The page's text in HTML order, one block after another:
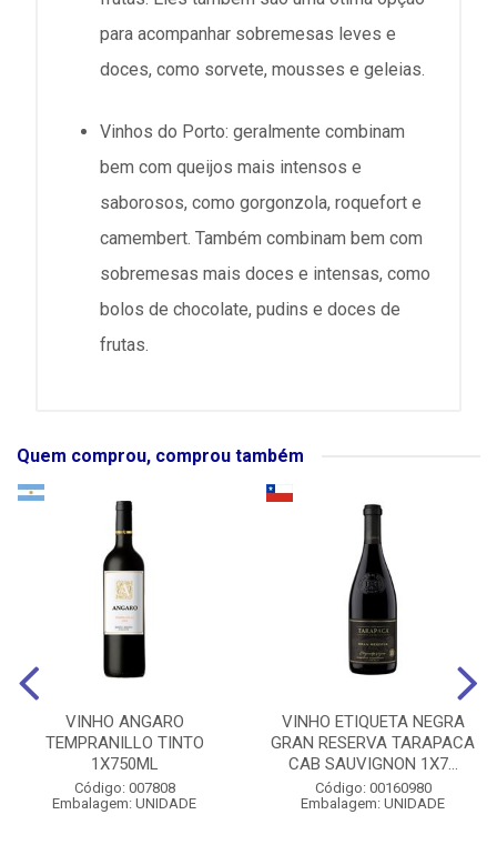
para acompanhar sobremesas leves e
doces, como sorvete, mousses e geleias.
Vinhos do Porto: geralmente combinam
bem com queijos mais intensos e
saborosos, como gorgonzola, roquefort e
camembert. Também combinam bem com
sobremesas mais doces e intensas, como
bolos de chocolate, pudins e doces de
frutas.
Quem comprou, comprou também
VINHO ANGARO
TEMPRANILLO TINTO
1X750ML
Código: 007808
Embalagem: UNIDADE
VINHO ETIQUETA NEGRA
GRAN RESERVA TARAPACA
CAB SAUVIGNON 1X7...
Código: 00160980
Embalagem: UNIDADE